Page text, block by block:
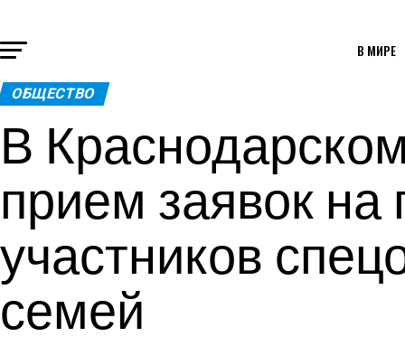
В МИРЕ
ОБЩЕСТВО
В
прием заявок
участников
семей